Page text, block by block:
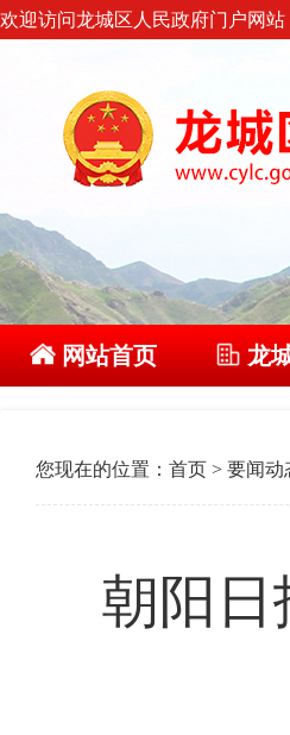
欢迎访问龙城区人民政府门户网站
网站首页 龙
您现在的位置： 首页 > 要闻动
朝阳日